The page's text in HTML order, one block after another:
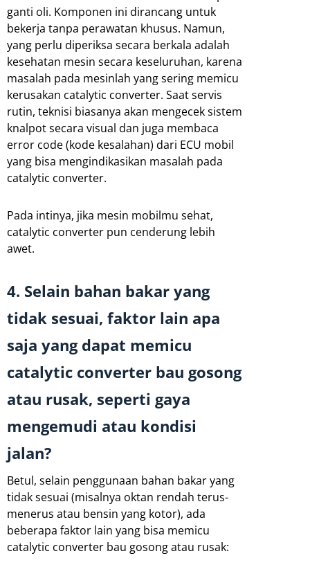
ganti oli. Komponen ini dirancang untuk
bekerja tanpa perawatan khusus. Namun,
yang perlu diperiksa secara berkala adalah
kesehatan mesin secara keseluruhan, karena
masalah pada mesinlah yang sering memicu
kerusakan catalytic converter. Saat servis
rutin, teknisi biasanya akan mengecek sistem
knalpot secara visual dan juga membaca
error code (kode kesalahan) dari ECU mobil
yang bisa mengindikasikan masalah pada
catalytic converter.
Pada intinya, jika mesin mobilmu sehat,
catalytic converter pun cenderung lebih
awet.
4. Selain bahan bakar yang
tidak sesuai, faktor lain apa
saja yang dapat memicu
catalytic converter bau gosong
atau rusak, seperti gaya
mengemudi atau kondisi
jalan?
Betul, selain penggunaan bahan bakar yang
tidak sesuai (misalnya oktan rendah terus-
menerus atau bensin yang kotor), ada
beberapa faktor lain yang bisa memicu
catalytic converter bau gosong atau rusak: